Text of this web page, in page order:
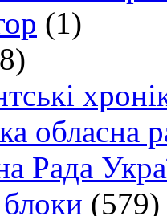
(1)
обласна
Рада
блоки (579)